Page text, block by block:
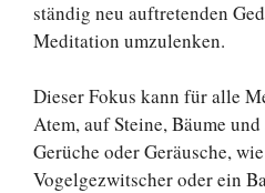
ständig neu auftretenden
Meditation umzulenken.
Dieser Fokus kann für alle
Atem, auf Steine, Bäume
Gerüche oder Geräusche,
Vogelgezwitscher oder ein